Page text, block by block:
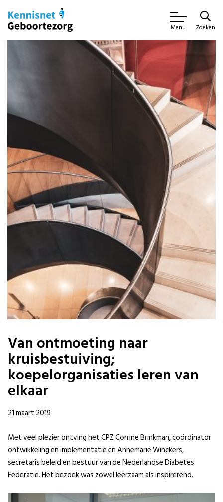
Menu Zoeken
Van ontmoeting naar
kruisbestuiving;
koepelorganisaties leren van
elkaar
21 maart 2019
Met veel plezier ontving het CPZ Corrine Brinkman, coördinator
ontwikkeling en implementatie en Annemarie Winckers,
secretaris beleid en bestuur van de Nederlandse Diabetes
Federatie. Het bezoek was zowel leerzaam als inspirerend.